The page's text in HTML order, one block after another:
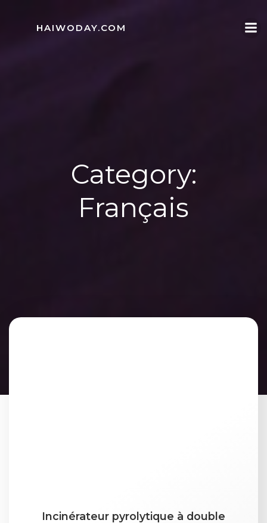
HAIWODAY.COM
Category:
Français
Incinérateur pyrolytique à double